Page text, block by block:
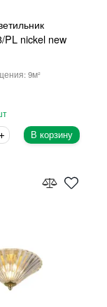
PL nickel new
9
В корзину